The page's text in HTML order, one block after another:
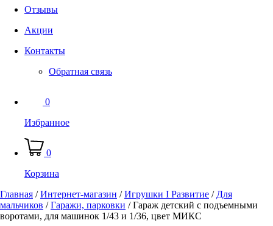
Отзывы
Акции
Контакты
Обратная связь
0
Избранное
0
Корзина
Главная /Интернет-магазин /Игрушки I Развитие / Для
мальчиков /Гаражи, парковки /Гараж детский с подъемными
воротами, для машинок 1/43 и 1/36, цвет МИКС